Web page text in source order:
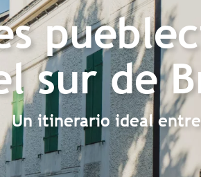
sur de
Un itinerario ideal